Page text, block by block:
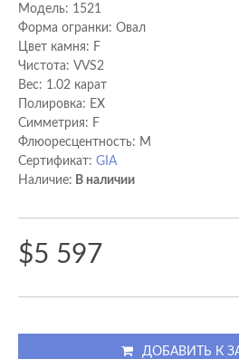
Модель: 1521
Форма огранки: Овал
Цвет камня: F
Чистота: VVS2
Вес: 1.02 карат
Полировка: EX
Cимметрия: F
Флюоресцентность: M
Сертификат: GIA
Наличие: В наличии
$5 597
ДОБАВИТЬ К